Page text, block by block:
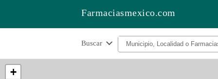
Farmaciasmexico.com
Buscar
+